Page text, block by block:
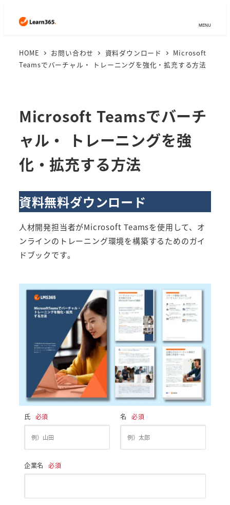
MENU
HOME お問い合わせ 資料ダウンロード
Microsoft
Teamsでバーチャル・ トレーニングを強化・拡充する方法
Microsoft Teamsでバーチ
ャル・ トレーニングを強
化・拡充する方法
資料無料ダウンロード
人材開発担当者がMicrosoft Teamsを使用して、オ
ンラインのトレーニング環境を構築するためのガイ
ドブックです。
氏 必須 名 必須
企業名 必須